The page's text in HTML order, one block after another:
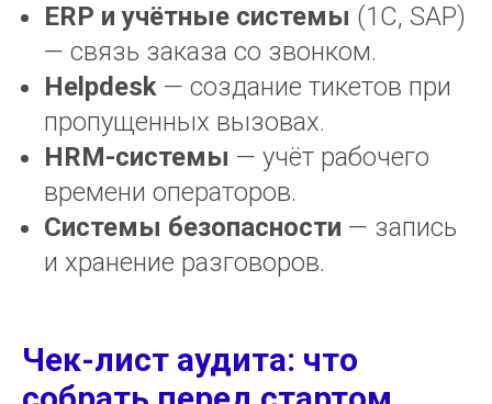
ERP и учётные системы (1С, SAP)
— связь заказа со звонком.
Helpdesk — создание тикетов при
пропущенных вызовах.
HRM-системы — учёт рабочего
времени операторов.
Системы безопасности — запись
и хранение разговоров.
Чек-лист аудита: что